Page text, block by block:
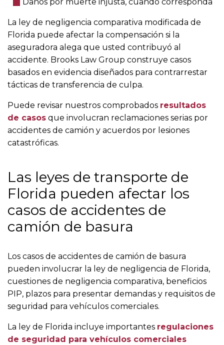
La ley de negligencia comparativa modificada de
Florida puede afectar la compensación si la
aseguradora alega que usted contribuyó al
accidente. Brooks Law Group construye casos
basados en evidencia diseñados para contrarrestar
tácticas de transferencia de culpa.
Puede revisar nuestros comprobados resultados
de casos que involucran reclamaciones serias por
accidentes de camión y acuerdos por lesiones
catastróficas.
Las leyes de transporte de
Florida pueden afectar los
casos de accidentes de
camión de basura
Los casos de accidentes de camión de basura
pueden involucrar la ley de negligencia de Florida,
cuestiones de negligencia comparativa, beneficios
PIP, plazos para presentar demandas y requisitos de
seguridad para vehículos comerciales.
La ley de Florida incluye importantes regulaciones
de seguridad para vehículos comerciales